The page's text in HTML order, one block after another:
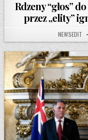
Rdzeny “głos”
przez „elity”
AUTHOR:
NEWSEDIT